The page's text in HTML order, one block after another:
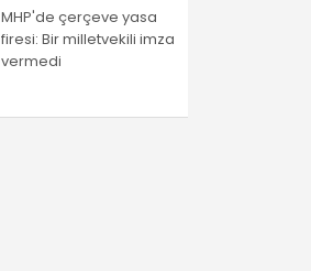
MHP'de çerçeve yasa
firesi: Bir milletvekili imza
vermedi